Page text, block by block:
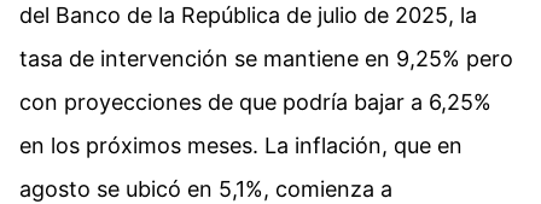
del Banco de la República de julio de 2025, la
tasa de intervención se mantiene en 9,25% pero
con proyecciones de que podría bajar a 6,25%
en los próximos meses. La inflación, que en
agosto se ubicó en 5,1%, comienza a